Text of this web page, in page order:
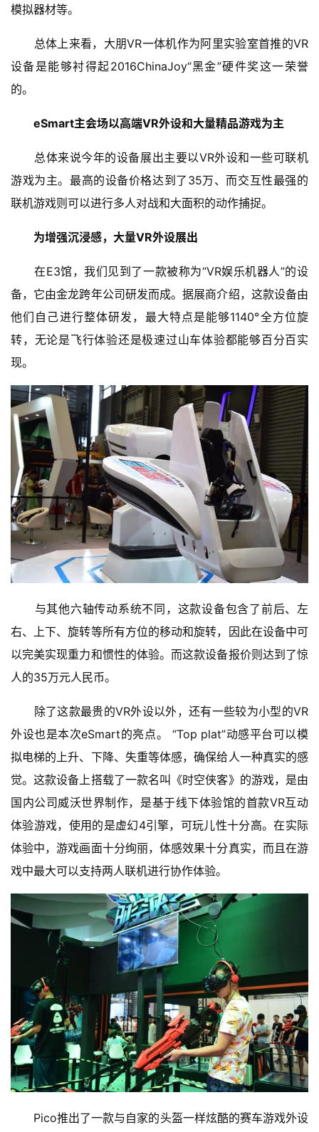
首
页
茶
原
游
手
机
游
戏
模拟器材等。
总体上来看，大朋VR一体机作为阿里实验室首推的VR
设备是能够衬得起2016ChinaJoy“黑金”硬件奖这一荣誉
的。
eSmart主会场以高端VR外设和大量精品游戏为主
总体来说今年的设备展出主要以VR外设和一些可联机
游戏为主。最高的设备价格达到了35万、而交互性最强的
联机游戏则可以进行多人对战和大面积的动作捕捉。
为增强沉浸感，大量VR外设展出
在E3馆，我们见到了一款被称为“VR娱乐机器人”的设
备，它由金龙跨年公司研发而成。据展商介绍，这款设备由
他们自己进行整体研发，最大特点是能够1140°全方位旋
转，无论是飞行体验还是极速过山车体验都能够百分百实
现。
与其他六轴传动系统不同，这款设备包含了前后、左
右、上下、旋转等所有方位的移动和旋转，因此在设备中可
以完美实现重力和惯性的体验。而这款设备报价则达到了惊
人的35万元人民币。
除了这款最贵的VR外设以外，还有一些较为小型的VR
外设也是本次eSmart的亮点。 “Top plat”动感平台可以模
拟电梯的上升、下降、失重等体感，确保给人一种真实的感
觉。这款设备上搭载了一款名叫《时空侠客》的游戏，是由
国内公司威沃世界制作，是基于线下体验馆的首款VR互动
体验游戏，使用的是虚幻4引擎，可玩儿性十分高。在实际
体验中，游戏画面十分绚丽，体感效果十分真实，而且在游
戏中最大可以支持两人联机进行协作体验。
Pico推出了一款与自家的头盔一样炫酷的赛车游戏外设